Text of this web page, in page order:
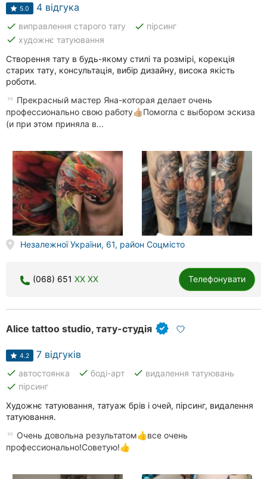
5.0 4 відгука
done виправлення старого тату done пірсинг
done художнє татуювання
Створення тату в будь-якому стилі та розмірі, корекція
старих тату, консультація, вибір дизайну, висока якість
роботи.
Прекрасный мастер Яна-которая делает очень
профессионально свою работу👍🏼Помогла с выбором эскиза
(и при этом приняла в...
Незалежної України, 61, район Соцмісто
(068) 651 XX XX Телефонувати
Alice tattoo studio, тату-студія
4.2 7 відгуків
done автостоянка done боді-арт done видалення татуювань
done пірсинг
Художнє татуювання, татуаж брів і очей, пірсинг, видалення
татуювання.
Очень довольна результатом👍все очень
профессионально!Советую!👍